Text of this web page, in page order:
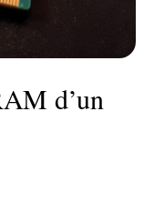
d’un